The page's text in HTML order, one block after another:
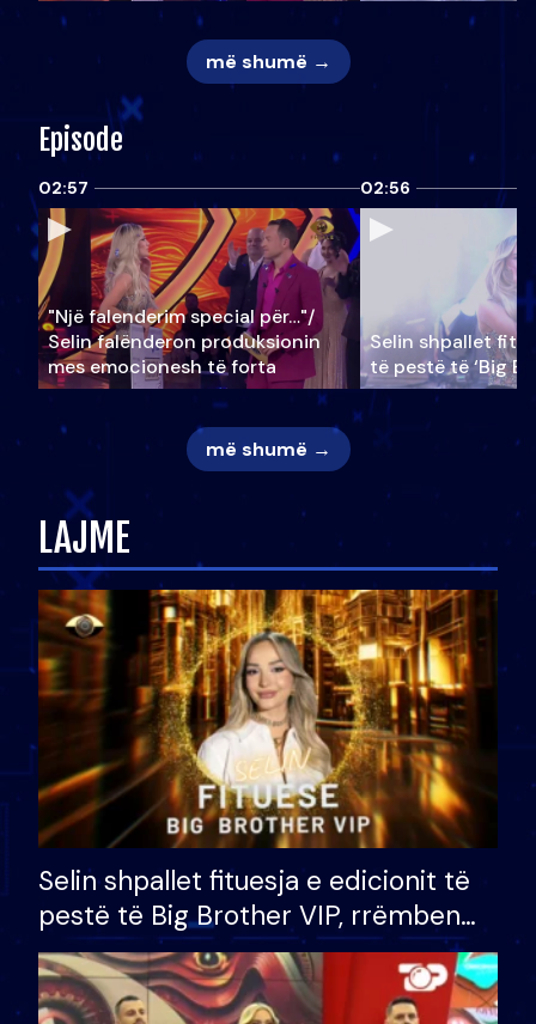
më shumë →
Episode
02:57
"Një falenderim special për…"/
Selin falënderon produksionin
mes emocionesh të forta
02:56
Selin shpallet
të pestë të ‘Big
më shumë →
LAJME
Selin shpallet fituesja e edicionit të
pestë të Big Brother VIP, rrëmben
çmimin e madh prej 100 mijë eurosh